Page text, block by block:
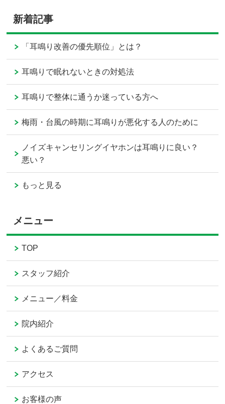
新着記事
「耳鳴り改善の優先順位」とは？
耳鳴りで眠れないときの対処法
耳鳴りで整体に通うか迷っている方へ
梅雨・台風の時期に耳鳴りが悪化する人のために
ノイズキャンセリングイヤホンは耳鳴りに良い？
悪い？
もっと見る
メニュー
TOP
スタッフ紹介
メニュー／料金
院内紹介
よくあるご質問
アクセス
お客様の声